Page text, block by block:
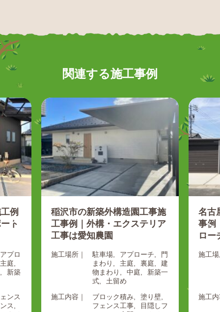
関連する施工事例
例
ト
アプロ
主庭
新築
ンス
ス
稲沢市の新築外構造園工事施
工事例｜外構・エクステリア
工事は愛知農園
施工場所｜ 駐車場 アプローチ
門
まわり
主庭 裏庭
建
物まわり
中庭
新築一
式
土留め
施工内容｜
ブロック積み
塗り壁
フェンス工事
目隠しフ
名古
事例
ロー
施工
施工